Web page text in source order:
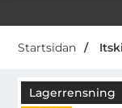
Startsidan
Lagerrensning